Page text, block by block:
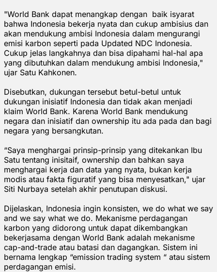
"World Bank dapat menangkap dengan baik isyarat
bahwa Indonesia bekerja nyata dan cukup ambisius dan
akan mendukung ambisi Indonesia dalam mengurangi
emisi karbon seperti pada Updated NDC Indonesia.
Cukup jelas langkahnya dan bisa dipahami hal-hal apa
yang dibutuhkan dalam mendukung ambisi Indonesia,"
ujar Satu Kahkonen.
Disebutkan, dukungan tersebut betul-betul untuk
dukungan inisiatif Indonesia dan tidak akan menjadi
klaim World Bank. Karena World Bank mendukung
negara dan inisiatif dan ownership itu ada pada dan bagi
negara yang bersangkutan.
“Saya menghargai prinsip-prinsip yang ditekankan Ibu
Satu tentang inisitaif, ownership dan bahkan saya
menghargai kerja dan data yang nyata, bukan kerja
modis atau fakta figuratif yang bisa menyesatkan," ujar
Siti Nurbaya setelah akhir penutupan diskusi.
Dijelaskan, Indonesia ingin konsisten, we do what we say
and we say what we do. Mekanisme perdagangan
karbon yang didorong untuk dapat dikembangkan
bekerjasama dengan World Bank adalah mekanisme
cap-and-trade atau batasi dan dagangkan. Sistem ini
bernama lengkap “emission trading system “ atau sistem
perdagangan emisi.